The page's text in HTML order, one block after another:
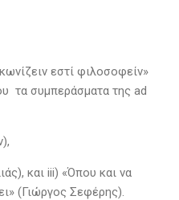
εστί φιλοσοφείν»
τα συμπεράσματα της ad
και iii) «Όπου και να
(Γιώργος Σεφέρης).